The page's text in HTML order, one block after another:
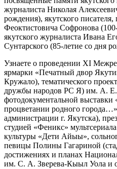
журналиста Николая
рождения), якутского
Феоктистовича Софронова
якутского журналиста Ивана
Сунтарского (85-летие со дня
Узнаете о проведении XI
ярмарки «Печатный двор
Кружало), тематического
дружбы народов РС Я) им. А. Е.
фотодокументальной выставки
процветании родного
администрации г. Якутска),
студией «Феникс»
культуры «Дети Айыы»,
певицы Полины Гагариной
достижениях и планах
им. С. А. Зверева-Кыыл Уола и